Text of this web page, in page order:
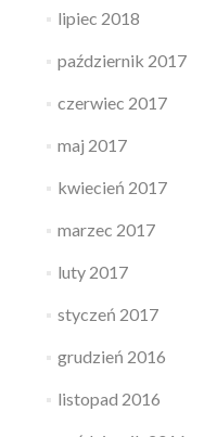
lipiec 2018
październik 2017
czerwiec 2017
maj 2017
kwiecień 2017
marzec 2017
luty 2017
styczeń 2017
grudzień 2016
listopad 2016